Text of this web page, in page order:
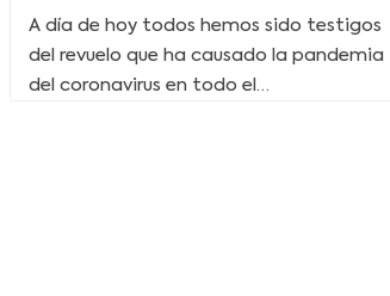
A día de hoy todos hemos sido testigos
del revuelo que ha causado la pandemia
del coronavirus en todo el…